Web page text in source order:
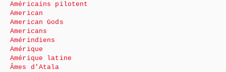
Américains pilotent
American
American Gods
Americans
Amérindiens
Amérique
Amérique latine
Âmes d’Atala